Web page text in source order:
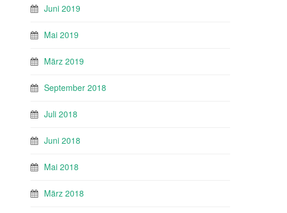
Juni 2019
Mai 2019
März 2019
September 2018
Juli 2018
Juni 2018
Mai 2018
März 2018